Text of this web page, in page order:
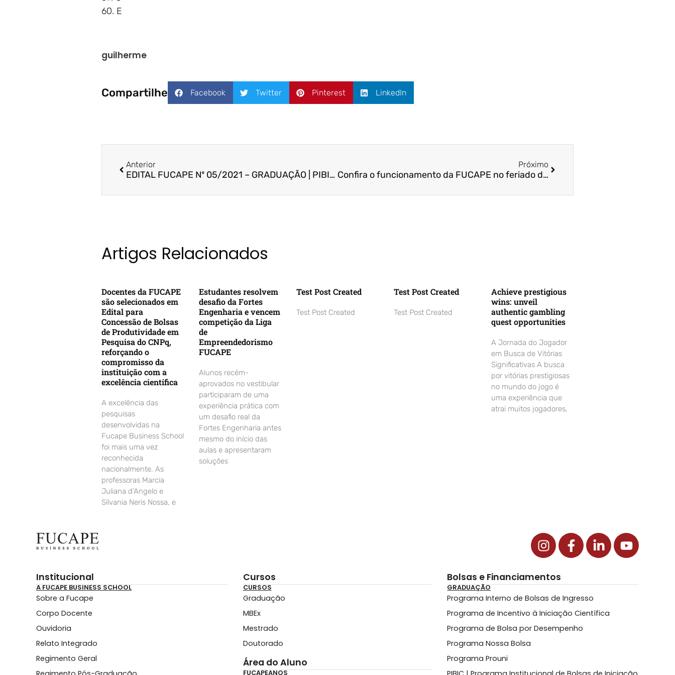
60. E
guilherme
Compartilhe Facebook Twitter Pinterest LinkedIn
Anterior
EDITAL FUCAPE Nº 05/2021 – GRADUAÇÃO | PIBIC/CNPq 2021/2022 : Processo de Seleção de Candidatos à Bolsa de Estudo para Vaga Surgida e Cadastro de Reserva
Próximo
Confira o funcionamento da FUCAPE no feriado do dia 15 de novembro
Artigos Relacionados
Docentes da FUCAPE
são selecionados em
Edital para
Concessão de Bolsas
de Produtividade em
Pesquisa do CNPq,
reforçando o
compromisso da
instituição com a
excelência científica
A excelência das
pesquisas
desenvolvidas na
Fucape Business School
foi mais uma vez
reconhecida
nacionalmente. As
professoras Marcia
Juliana d’Angelo e
Silvania Neris Nossa, e
Estudantes resolvem
desafio da Fortes
Engenharia e vencem
competição da Liga
de
Empreendedorismo
FUCAPE
Alunos recém-
aprovados no vestibular
participaram de uma
experiência prática com
um desafio real da
Fortes Engenharia antes
mesmo do início das
aulas e apresentaram
soluções
Test Post Created
Test Post Created
Test Post Created
Test Post Created
Achieve prestigious
wins: unveil
authentic gambling
quest opportunities
A Jornada do Jogador
em Busca de Vitórias
Significativas A busca
por vitórias prestigiosas
no mundo do jogo é
uma experiência que
atrai muitos jogadores,
Institucional
A FUCAPE BUSINESS SCHOOL
Sobre a Fucape
Corpo Docente
Ouvidoria
Relato Integrado
Regimento Geral
Cursos
CURSOS
Graduação
MBEx
Mestrado
Doutorado
Área do Aluno
FUCAPEANOS
Bolsas e Financiamentos
GRADUAÇÃO
Programa Interno de Bolsas de Ingresso
Programa de Incentivo à Iniciação Científica
Programa de Bolsa por Desempenho
Programa Nossa Bolsa
Programa Prouni